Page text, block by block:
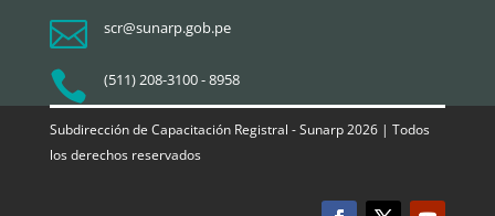
 scr@sunarp.gob.pe
 (511) 208-3100 - 8958
Subdirección de Capacitación Registral - Sunarp 2026 | Todos
los derechos reservados